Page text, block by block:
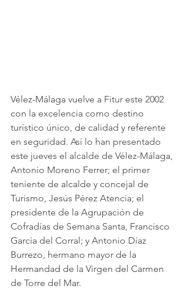
Vélez-Málaga vuelve a Fitur este 2002
con la excelencia como destino
turístico único, de calidad y referente
en seguridad. Así lo han presentado
este jueves el alcalde de Vélez-Málaga,
Antonio Moreno Ferrer; el primer
teniente de alcalde y concejal de
Turismo, Jesús Pérez Atencia; el
presidente de la Agrupación de
Cofradías de Semana Santa, Francisco
García del Corral; y Antonio Díaz
Burrezo, hermano mayor de la
Hermandad de la Virgen del Carmen
de Torre del Mar.